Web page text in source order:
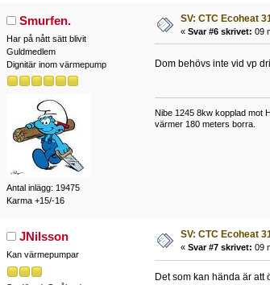
Smurfen.
Har på nått sätt blivit
Guldmedlem
Dignitär inom värmepump
Antal inlägg: 19475
Karma +15/-16
SV: CTC Ecoheat
« Svar #6 skrivet: 09
Dom behövs inte vid vp
Nibe 1245 8kw kopplad mot
värmer 180 meters borra.
JNilsson
Kan värmepumpar
SV: CTC Ecoheat
« Svar #7 skrivet: 09
Det som kan hända är